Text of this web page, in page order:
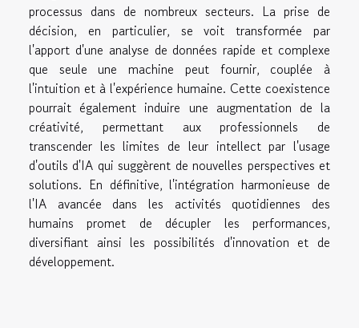
processus dans de nombreux secteurs. La prise de
décision, en particulier, se voit transformée par
l'apport d'une analyse de données rapide et complexe
que seule une machine peut fournir, couplée à
l'intuition et à l'expérience humaine. Cette coexistence
pourrait également induire une augmentation de la
créativité, permettant aux professionnels de
transcender les limites de leur intellect par l'usage
d'outils d'IA qui suggèrent de nouvelles perspectives et
solutions. En définitive, l'intégration harmonieuse de
l'IA avancée dans les activités quotidiennes des
humains promet de décupler les performances,
diversifiant ainsi les possibilités d'innovation et de
développement.